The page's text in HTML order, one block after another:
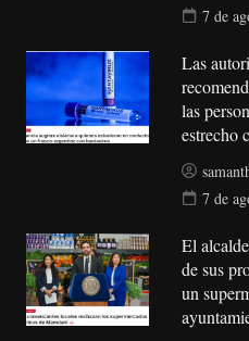
7 de
Las
las
estrecho
7 de
El
de sus
un